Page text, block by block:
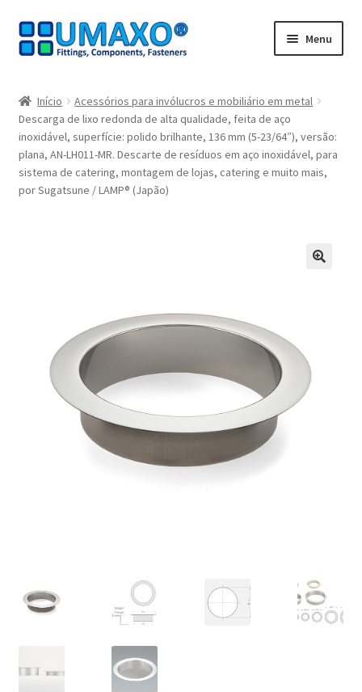
Ir
para
Saltar
para
Menu
A minha conta
Caixa registadora
Navegação
Nossos parceiros
Política de cancelamento
Início
Acessórios para invólucros e mobiliário em metal
Descarga de lixo redonda de alta qualidade, feita de aço
inoxidável, superfície: polido brilhante, 136 mm (5-23/64″), versão:
plana, AN-LH011-MR. Descarte de resíduos em aço inoxidável, para
sistema de catering, montagem de lojas, catering e muito mais,
por Sugatsune / LAMP® (Japão)